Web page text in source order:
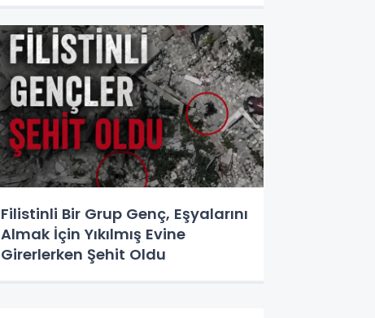
Filistinli Bir Grup Genç, Eşyalarını
Almak İçin Yıkılmış Evine
Girerlerken Şehit Oldu